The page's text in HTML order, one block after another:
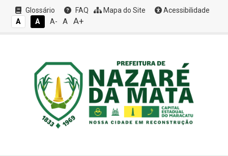
Glossário FAQ Mapa do Site
Acessibilidade
A
A A- A A+